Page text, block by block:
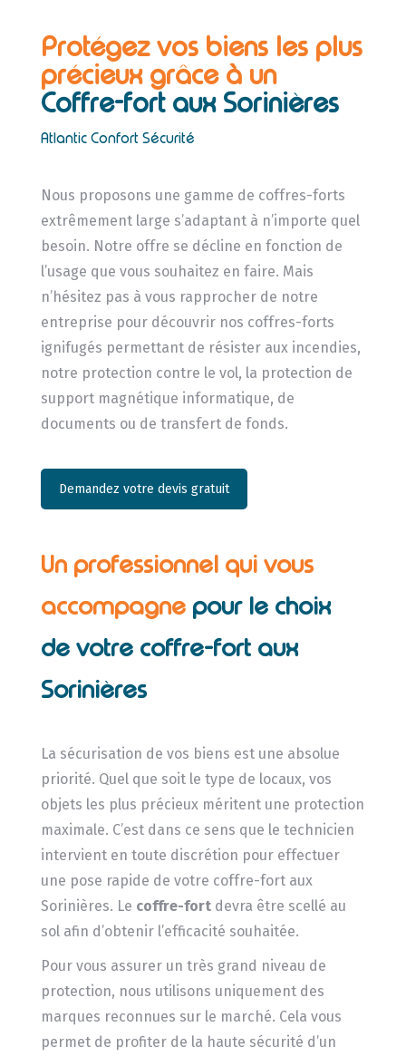
Protégez vos biens les plus
précieux grâce à un
Coffre-fort aux Sorinières
Atlantic Confort Sécurité
Nous proposons une gamme de coffres-forts
extrêmement large s’adaptant à n’importe quel
besoin. Notre offre se décline en fonction de
l’usage que vous souhaitez en faire. Mais
n’hésitez pas à vous rapprocher de notre
entreprise pour découvrir nos coffres-forts
ignifugés permettant de résister aux incendies,
notre protection contre le vol, la protection de
support magnétique informatique, de
documents ou de transfert de fonds.
Demandez votre devis gratuit
Un professionnel qui vous
accompagne pour le choix
de votre coffre-fort aux
Sorinières
La sécurisation de vos biens est une absolue
priorité. Quel que soit le type de locaux, vos
objets les plus précieux méritent une protection
maximale. C’est dans ce sens que le technicien
intervient en toute discrétion pour effectuer
une pose rapide de votre coffre-fort aux
Sorinières. Le coffre-fortdevra être scellé au
sol afin d’obtenir l’efficacité souhaitée.
Pour vous assurer un très grand niveau de
protection, nous utilisons uniquement des
marques reconnues sur le marché. Cela vous
permet de profiter de la haute sécurité d’un